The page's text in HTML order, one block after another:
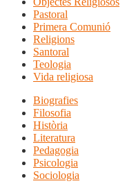
Pastoral
Primera Comunió
Religions
Santoral
Teologia
Vida religiosa
Biografies
Filosofia
Història
Literatura
Pedagogia
Psicologia
Sociologia